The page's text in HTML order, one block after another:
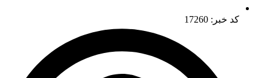
کد خبر: 17260